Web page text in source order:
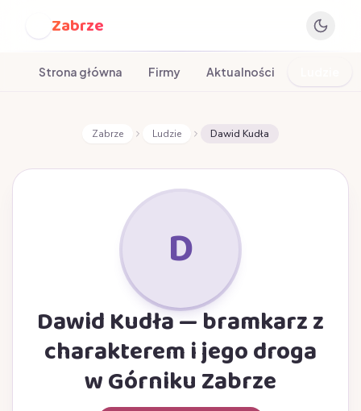
Zabrze
Strona główna Firmy Aktualności
Zabrze Ludzie Dawid Kudła
D
Dawid Kudła — bramkarz z
charakterem i jego droga
w Górniku Zabrze